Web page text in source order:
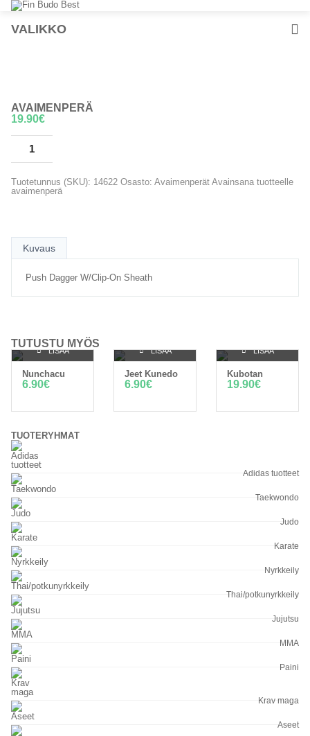
VALIKKO
AVAIMENPERÄ
19.90€
Tuotetunnus (SKU): 14622 Osasto: Avaimenperät Avainsana tuotteelle
avaimenperä
Kuvaus
Push Dagger W/Clip-On Sheath
TUTUSTU MYÖS
LISÄÄ
OSTOSKORIIN
Nunchacu
6.90€
LISÄÄ
OSTOSKORIIN
Jeet Kunedo
6.90€
LISÄÄ
OSTOSKORIIN
Kubotan
19.90€
TUOTERYHMÄT
Adidas tuotteet
Taekwondo
Judo
Karate
Nyrkkeily
Thai/potkunyrkkeily
Jujutsu
MMA
Paini
Krav maga
Aseet